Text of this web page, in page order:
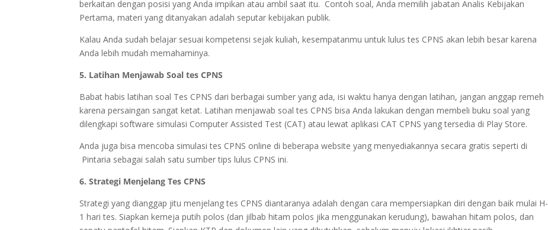
berkaitan dengan posisi yang Anda impikan atau ambil saat itu. Contoh soal, Anda memilih jabatan Analis Kebijakan
Pertama, materi yang ditanyakan adalah seputar kebijakan publik.
Kalau Anda sudah belajar sesuai kompetensi sejak kuliah, kesempatanmu untuk lulus tes CPNS akan lebih besar karena
Anda lebih mudah memahaminya.
5. Latihan Menjawab Soal tes CPNS
Babat habis latihan soal Tes CPNS dari berbagai sumber yang ada, isi waktu hanya dengan latihan, jangan anggap remeh
karena persaingan sangat ketat. Latihan menjawab soal tes CPNS bisa Anda lakukan dengan membeli buku soal yang
dilengkapi software simulasi Computer Assisted Test (CAT) atau lewat aplikasi CAT CPNS yang tersedia di Play Store.
Anda juga bisa mencoba simulasi tes CPNS online di beberapa website yang menyediakannya secara gratis seperti di
Pintaria sebagai salah satu sumber tips lulus CPNS ini.
6. Strategi Menjelang Tes CPNS
Strategi yang dianggap jitu menjelang tes CPNS diantaranya adalah dengan cara mempersiapkan diri dengan baik mulai H-
1 hari tes. Siapkan kemeja putih polos (dan jilbab hitam polos jika menggunakan kerudung), bawahan hitam polos, dan